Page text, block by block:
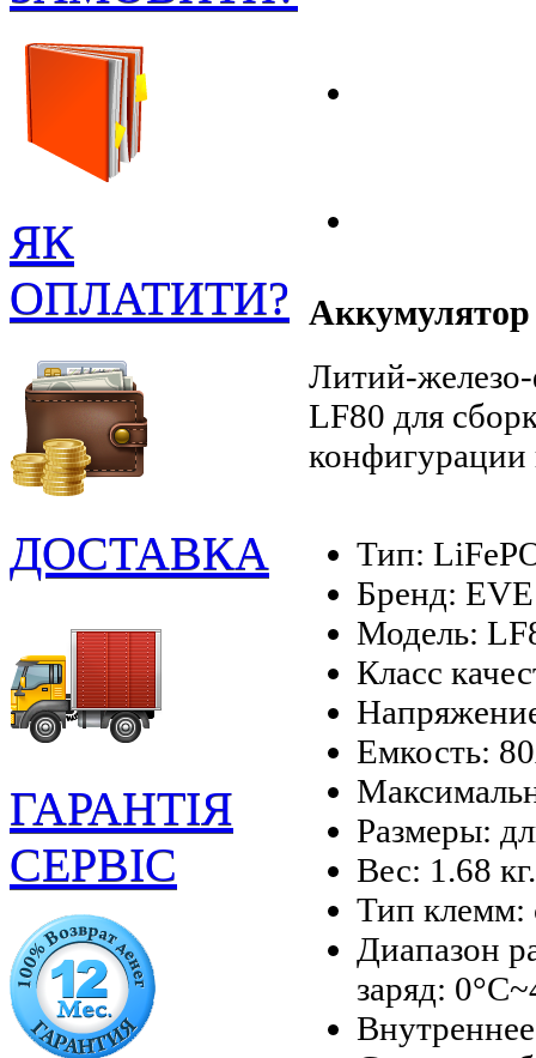
Литий-
LF80 для
конфигурации
Тип:
Бренд: EVE
Модель:
Класс
Емкость:
Размеры:
Вес: 1.68 кг.
Тип клемм:
Диапазон
заряд:
ЯК
ОПЛАТИТИ?
ДОСТАВКА
ГАРАНТІЯ
СЕРВІС